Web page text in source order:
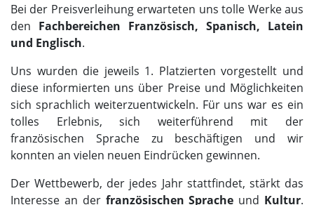
Bei der Preisverleihung erwarteten uns tolle Werke aus
den Fachbereichen Französisch, Spanisch, Latein
und Englisch.
Uns wurden die jeweils 1. Platzierten vorgestellt und
diese informierten uns über Preise und Möglichkeiten
sich sprachlich weiterzuentwickeln. Für uns war es ein
tolles Erlebnis, sich weiterführend mit der
französischen Sprache zu beschäftigen und wir
konnten an vielen neuen Eindrücken gewinnen.
Der Wettbewerb, der jedes Jahr stattfindet, stärkt das
Interesse an der französischen Sprache und Kultur.